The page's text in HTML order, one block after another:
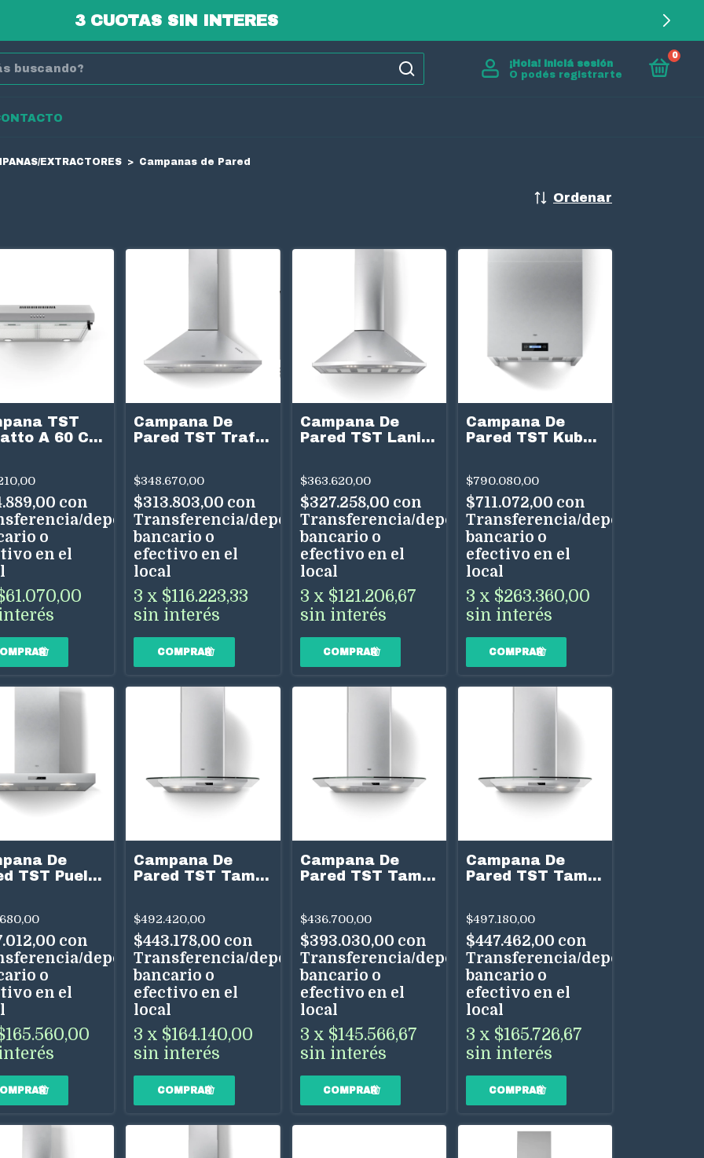
3 CUOTAS SIN INTERES
¡Hola! Iniciá sesión
O podés registrarte
0
EXTRACTORES > Campanas de Pared
Ordenar
TST
A 60 Cm
con
depósito
o
en el
Campana De
Pared TST Traful
Uso Dual
$348.670,00
$313.803,00 con
Transferencia/depósito
bancario o
efectivo en el
local
3 x $116.223,33
sin interés
Campana De
Pared TST Lanin
Uso Dual
$363.620,00
$327.258,00 con
Transferencia/depósito
bancario o
efectivo en el
local
3 x $121.206,67
sin interés
Campana De
Pared TST Kuba
Uso Dual
$790.080,00
$711.072,00 con
Transferencia/depósito
bancario o
efectivo en el
local
3 x $263.360,00
sin interés
De
TST Puelo
con
depósito
o
en el
Campana De
Pared TST Tamel
Uso Dual
$492.420,00
$443.178,00 con
Transferencia/depósito
bancario o
efectivo en el
local
3 x $164.140,00
sin interés
Campana De
Pared TST Tamel
Uso Dual
$436.700,00
$393.030,00 con
Transferencia/depósito
bancario o
efectivo en el
local
3 x $145.566,67
sin interés
Campana De
Pared TST Tamel
Uso Dual
$497.180,00
$447.462,00 con
Transferencia/depósito
bancario o
efectivo en el
local
3 x $165.726,67
sin interés